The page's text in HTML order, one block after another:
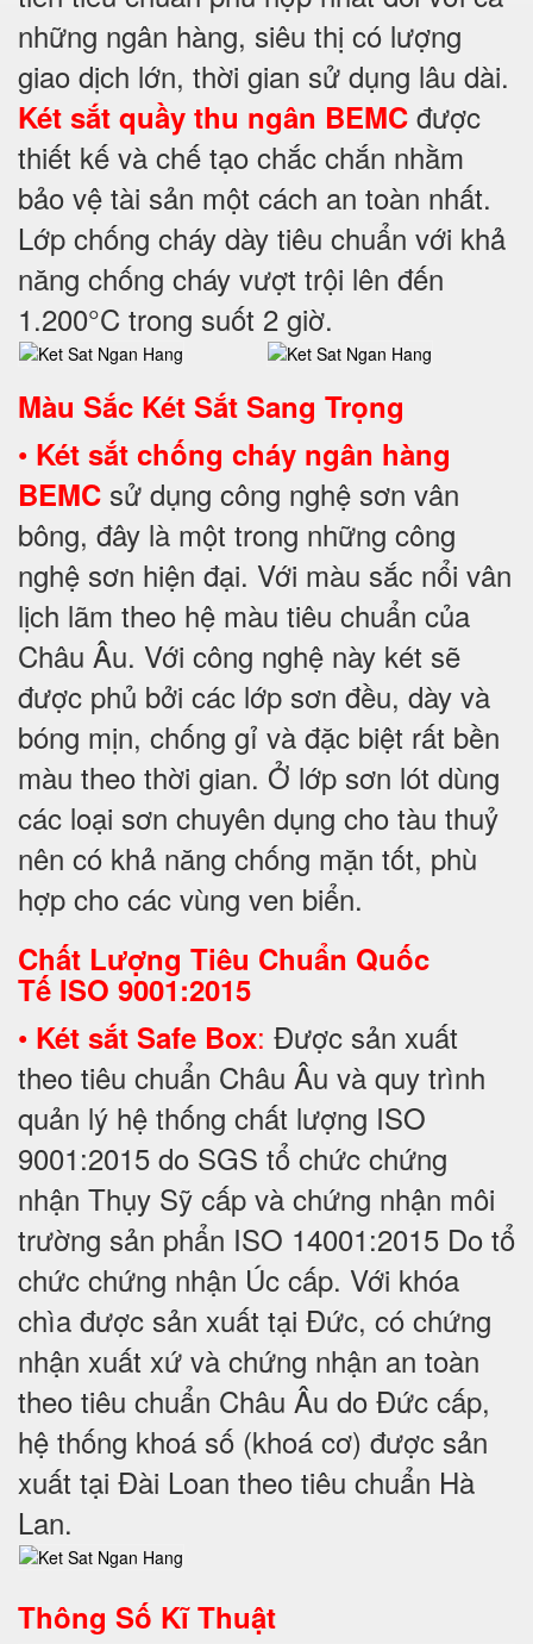
những ngân hàng, siêu thị có lượng
giao dịch lớn, thời gian sử dụng lâu dài.
Két sắt quầy thu ngân BEMC được
thiết kế và chế tạo chắc chắn nhằm
bảo vệ tài sản một cách an toàn nhất.
Lớp chống cháy dày tiêu chuẩn với khả
năng chống cháy vượt trội lên đến
1.200°C trong suốt 2 giờ.
Màu Sắc Két Sắt Sang Trọng
• Két sắt chống cháy ngân hàng
BEMC sử dụng công nghệ sơn vân
bông, đây là một trong những công
nghệ sơn hiện đại. Với màu sắc nổi vân
lịch lãm theo hệ màu tiêu chuẩn của
Châu Âu. Với công nghệ này két sẽ
được phủ bởi các lớp sơn đều, dày và
bóng mịn, chống gỉ và đặc biệt rất bền
màu theo thời gian. Ở lớp sơn lót dùng
các loại sơn chuyên dụng cho tàu thuỷ
nên có khả năng chống mặn tốt, phù
hợp cho các vùng ven biển.
Chất Lượng Tiêu Chuẩn Quốc
Tế ISO 9001:2015
• Két sắt Safe Box: Được sản xuất
theo tiêu chuẩn Châu Âu và quy trình
quản lý hệ thống chất lượng ISO
9001:2015 do SGS tổ chức chứng
nhận Thụy Sỹ cấp và chứng nhận môi
trường sản phẩn ISO 14001:2015 Do tổ
chức chứng nhận Úc cấp. Với khóa
chìa được sản xuất tại Đức, có chứng
nhận xuất xứ và chứng nhận an toàn
theo tiêu chuẩn Châu Âu do Đức cấp,
hệ thống khoá số (khoá cơ) được sản
xuất tại Đài Loan theo tiêu chuẩn Hà
Lan.
Thông Số Kĩ Thuật